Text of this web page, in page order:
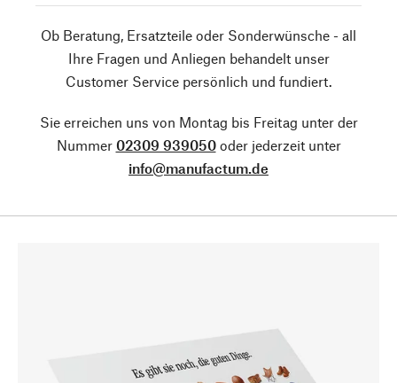
Ob Beratung, Ersatzteile oder Sonderwünsche - all
Ihre Fragen und Anliegen behandelt unser
Customer Service persönlich und fundiert.
Sie erreichen uns von Montag bis Freitag unter der
Nummer 02309 939050oder jederzeit unter
info@manufactum.de